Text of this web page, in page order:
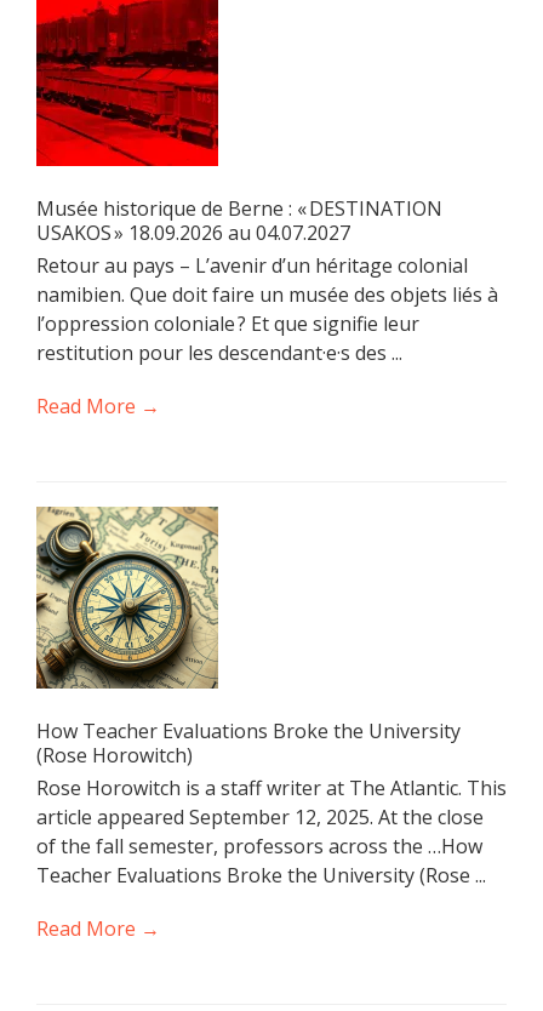
Musée historique de Berne : « DESTINATION
USAKOS » 18.09.2026 au 04.07.2027
Retour au pays – L’avenir d’un héritage colonial
namibien. Que doit faire un musée des objets liés à
l’oppression coloniale ? Et que signifie leur
restitution pour les descendant·e·s des ...
Read More →
How Teacher Evaluations Broke the University
(Rose Horowitch)
Rose Horowitch is a staff writer at The Atlantic. This
article appeared September 12, 2025. At the close
of the fall semester, professors across the …How
Teacher Evaluations Broke the University (Rose ...
Read More →